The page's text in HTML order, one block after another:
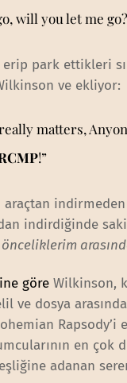
will you let me
park ettikleri
ve ekliyor:
matters,
!”
indirdiğinde
göre Wilkinson,
ve dosya
en
adanan